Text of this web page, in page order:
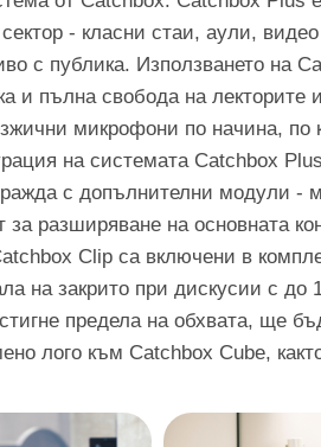
- класни стаи, аули,
с публика. Използването на
и пълна свобода на лекторите
микрофони по начина,
на системата Catchbox
с допълнителни модули -
разширяване на основната
Clip са включени в
на закрито при дискусии с до
предела на обхвата, ще
лого към Catchbox Cube,